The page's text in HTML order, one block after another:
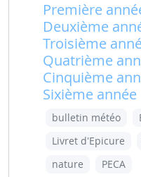
Première
Deuxième
Troisième
Quatrième
Cinquième
Sixième année
bulletin météo
Livret d'Epicure
nature
PECA